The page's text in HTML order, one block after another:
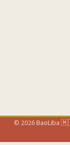
© 2026BaoLiba